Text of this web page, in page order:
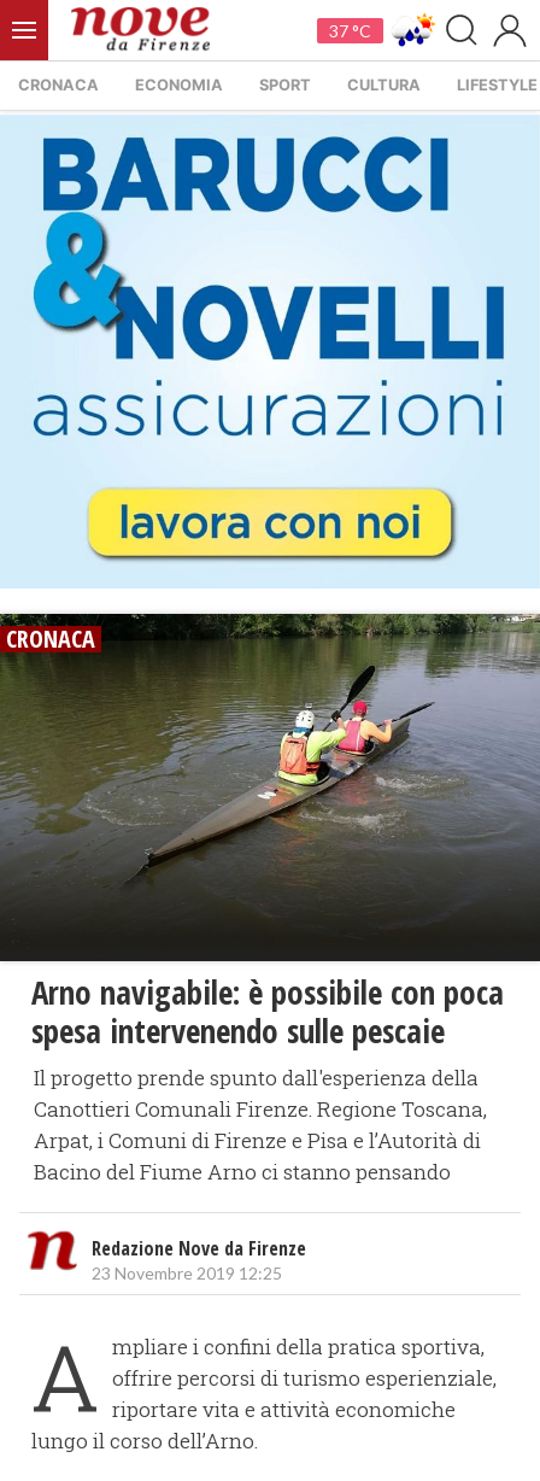
37 °C
CRONACA ECONOMIA SPORT CULTURA LIFESTYLE
CRONACA
Arno navigabile: è possibile con poca
spesa intervenendo sulle pescaie
Il progetto prende spunto dall'esperienza della
Canottieri Comunali Firenze. Regione Toscana,
Arpat, i Comuni di Firenze e Pisa e l’Autorità di
Bacino del Fiume Arno ci stanno pensando
Redazione Nove da Firenze
23 Novembre 2019 12:25
A mpliare i confini della pratica sportiva,
offrire percorsi di turismo esperienziale,
riportare vita e attività economiche
lungo il corso dell’Arno.